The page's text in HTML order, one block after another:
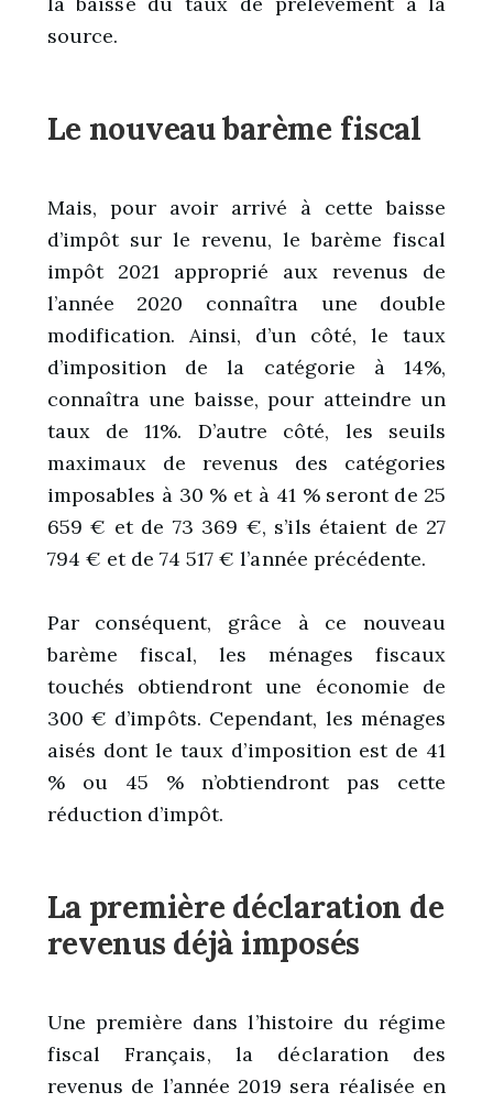
source.
Le nouveau barème fiscal
Mais, pour avoir arrivé à cette baisse
d’impôt sur le revenu, le barème fiscal
impôt 2021 approprié aux revenus de
l’année 2020 connaîtra une double
modification. Ainsi, d’un côté, le taux
d’imposition de la catégorie à 14%,
connaîtra une baisse, pour atteindre un
taux de 11%. D’autre côté, les seuils
maximaux de revenus des catégories
imposables à 30 % et à 41 % seront de 25
659 € et de 73 369 €, s’ils étaient de 27
794 € et de 74 517 € l’année précédente.
Par conséquent, grâce à ce nouveau
barème fiscal, les ménages fiscaux
touchés obtiendront une économie de
300 € d’impôts. Cependant, les ménages
aisés dont le taux d’imposition est de 41
% ou 45 % n’obtiendront pas cette
réduction d’impôt.
La première déclaration de
revenus déjà imposés
Une première dans l’histoire du régime
fiscal Français, la déclaration des
revenus de l’année 2019 sera réalisée en